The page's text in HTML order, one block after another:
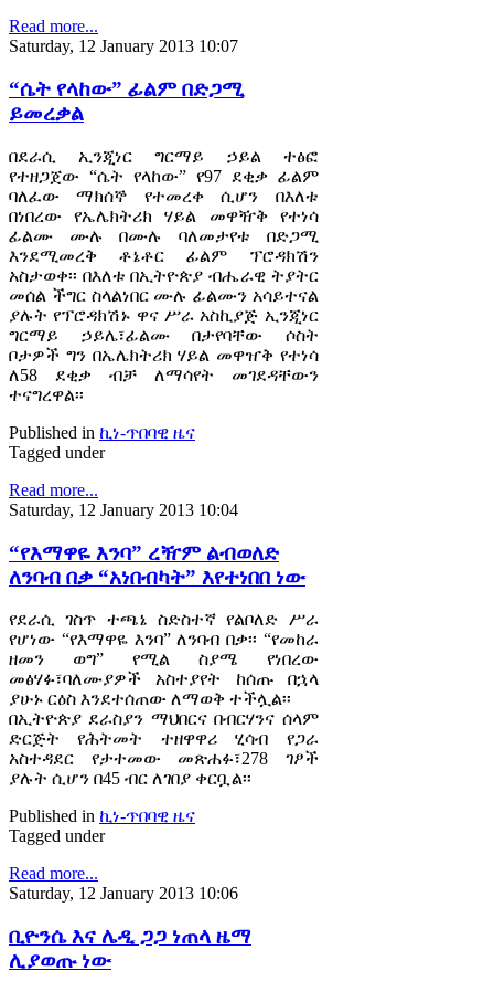
Read more...
Saturday, 12 January 2013 10:07
“ሴት የላከው” ፊልም በድጋሚ
ይመረቃል
በደራሲ ኢንጂነር ግርማይ ኃይል ተፅፎ
የተዘጋጀው “ሴት የላከው” የ97 ደቂቃ ፊልም
ባለፈው ማክሰኞ የተመረቀ ሲሆን በእለቱ
በነበረው የኤሌክትሪክ ሃይል መዋዥቅ የተነሳ
ፊልሙ ሙሉ በሙሉ ባለመታየቱ በድጋሚ
እንደሚመረቅ ቶኔቶር ፊልም ፕሮዳክሽን
አስታወቀ፡፡ በእለቱ በኢትዮጵያ ብሔራዊ ትያትር
መሰል ችግር ስላልነበር ሙሉ ፊልሙን አሳይተናል
ያሉት የፕሮዳክሽኑ ዋና ሥራ አስኪያጅ ኢንጂነር
ግርማይ ኃይሌ፣ፊልሙ በታየባቸው ሶስት
ቦታዎች ግን በኤሌክትሪክ ሃይል መዋዠቅ የተነሳ
ለ58 ደቂቃ ብቻ ለማሳየት መገደዳቸውን
ተናግረዋል፡፡
Published in ኪነ-ጥበባዊ ዜና
Tagged under
Read more...
Saturday, 12 January 2013 10:04
“የእማዋዬ እንባ” ረዥም ልብወለድ
ለንባብ በቃ “አነበብካት” እየተነበበ ነው
የደራሲ ገስጥ ተጫኔ ስድስተኛ የልቦለድ ሥራ
የሆነው “የእማዋዬ እንባ” ለንባብ በቃ፡፡ “የመከራ
ዘመን ወግ” የሚል ስያሜ የነበረው
መፅሃፉ፣ባለሙያዎች አስተያየት ከሰጡ በኋላ
ያሁኑ ርዕስ እንደተሰጠው ለማወቅ ተችሏል፡፡
በኢትዮጵያ ደራስያን ማህበርና በብርሃንና ሰላም
ድርጅት የሕትመት ተዘዋዋሪ ሂሳብ የጋራ
አስተዳደር የታተመው መጽሐፉ፣278 ገፆች
ያሉት ሲሆን በ45 ብር ለገበያ ቀርቧል፡፡
Published in ኪነ-ጥበባዊ ዜና
Tagged under
Read more...
Saturday, 12 January 2013 10:06
ቢዮንሴ እና ሌዲ ጋጋ ነጠላ ዜማ
ሊያወጡ ነው